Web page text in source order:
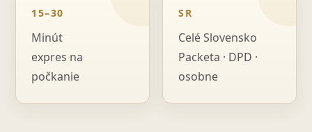
15–30
Minút
expres na
počkanie
SR
Celé Slovensko
Packeta · DPD ·
osobne